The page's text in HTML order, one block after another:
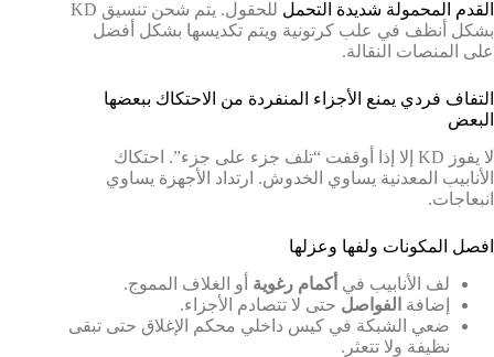
القدم المحمولة شديدة التحمل
للحقول. يتم شحن تنسيق KD
بشكل أنظف في علب كرتونية ويتم تكديسها بشكل أفضل
على المنصات النقالة.
التفاف فردي يمنع الأجزاء المنفردة من الاحتكاك ببعضها
البعض
لا يفوز KD إلا إذا أوقفت “تلف جزء على جزء”. احتكاك
الأنابيب المعدنية يساوي الخدوش. ارتداد الأجهزة يساوي
انبعاجات.
افصل المكونات ولفها وعزلها
لف الأنابيب في أكمام رغوية أو الغلاف المموج.
إضافة الفواصل حتى لا تتصادم الأجزاء.
ضعي الشبكة في كيس داخلي محكم الإغلاق حتى تبقى
نظيفة ولا تتعثر.